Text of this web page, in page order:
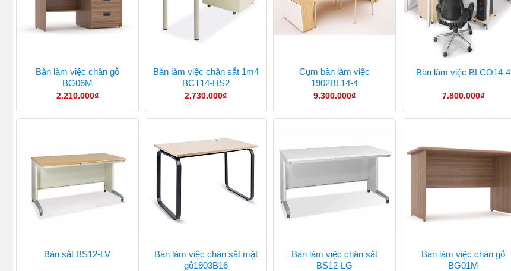
Bàn làm việc chân gỗ
BG06M
2.210.000₫
Bàn làm việc chân sắt 1m4
BCT14-HS2
2.730.000₫
Cụm bàn làm việc
1902BL14-4
9.300.000₫
Bàn làm việc BLCO14-4
7.800.000₫
Bàn sắt BS12-LV
Bàn làm việc chân sắt mặt
gỗ1903B16
Bàn làm việc chân sắt
BS12-LG
Bàn làm việc chân gỗ
BG01M